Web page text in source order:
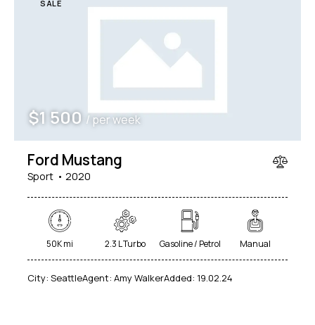
SALE
$1 500 / per week
Ford Mustang
Sport 2020
50K mi 2.3 L Turbo Gasoline / Petrol Manual
City: SeattleAgent: Amy WalkerAdded: 19.02.24